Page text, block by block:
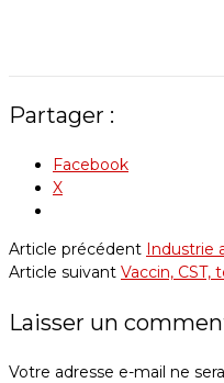
Partager :
Facebook
X
Article précédent Industrie
Article suivant Vaccin, CST,
Laisser un
Votre adresse e-mail ne